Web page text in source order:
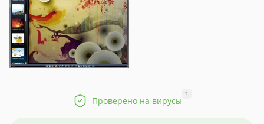
Проверено на вирусы
?